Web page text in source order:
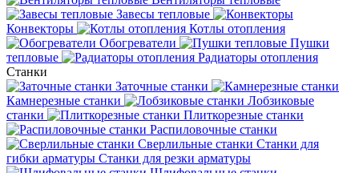
Завесы тепловые
Конвекторы
Котлы отопления
Обогреватели
Пушки
тепловые
Радиаторы отопления
Станки
Заточные станки
Камнерезные станки
Лобзиковые
станки
Плиткорезные станки
Распиловочные станки
Сверлильные станки Станки для
гибки арматуры Станки для резки арматуры